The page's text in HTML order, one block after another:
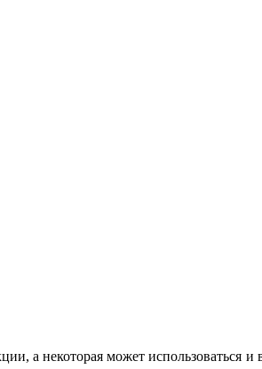
а некоторая может использоваться